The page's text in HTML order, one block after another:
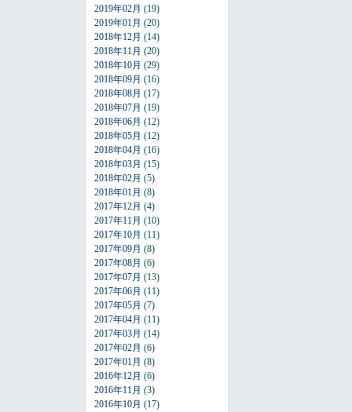
2019年02月 (19)
2019年01月 (20)
2018年12月 (14)
2018年11月 (20)
2018年10月 (29)
2018年09月 (16)
2018年08月 (17)
2018年07月 (19)
2018年06月 (12)
2018年05月 (12)
2018年04月 (16)
2018年03月 (15)
2018年02月 (5)
2018年01月 (8)
2017年12月 (4)
2017年11月 (10)
2017年10月 (11)
2017年09月 (8)
2017年08月 (6)
2017年07月 (13)
2017年06月 (11)
2017年05月 (7)
2017年04月 (11)
2017年03月 (14)
2017年02月 (6)
2017年01月 (8)
2016年12月 (6)
2016年11月 (3)
2016年10月 (17)